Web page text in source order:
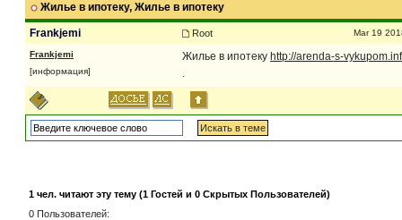
Жилье в ипотеку, Жилье в ипотеку
Frankjemi Root Mar 19
Frankjemi
[информация]
Жилье в ипотеку http://arenda-s-
.
1 чел. читают эту тему (1 Гостей и 0 Скрытых Пользователей)
0 Пользователей: